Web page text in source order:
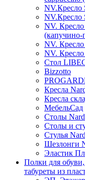
NV.Кресло
NV.Кресло
NV.
NV.
NV.
Стол
Bizzotto
Кресла
Кресла
МебельСад
Столы
Столы и
Стулья
Шезлонги
Эластик
Полки для обуви,
табуреты из